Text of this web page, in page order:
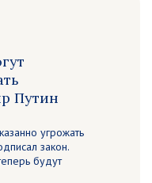
Путин
угрожать
закон.
будут